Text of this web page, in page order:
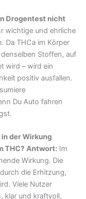
Drogentest nicht
wichtige und ehrliche
Da THCa im Körper
Stoffen, auf
wird – wird ein
positiv ausfallen.
Du Auto fahren
der Wirkung
THC? Antwort: Im
Wirkung. Die
die Erhitzung,
Viele Nutzer
klar und kraftvoll,